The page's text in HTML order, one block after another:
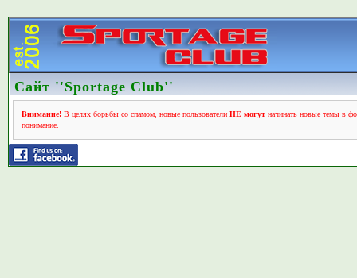
Сайт ''Sportage Club''
Внимание!В целях борьбы со спамом, новые пользователи НЕ могутначинать новые темы в
понимание.